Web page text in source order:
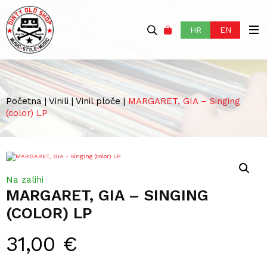
HR EN
Početna | Vinili | Vinil ploče|MARGARET, GIA – Singing
(color) LP
MARGARET, GIA – SINGING
(COLOR) LP
31,00 €
Na zalihi